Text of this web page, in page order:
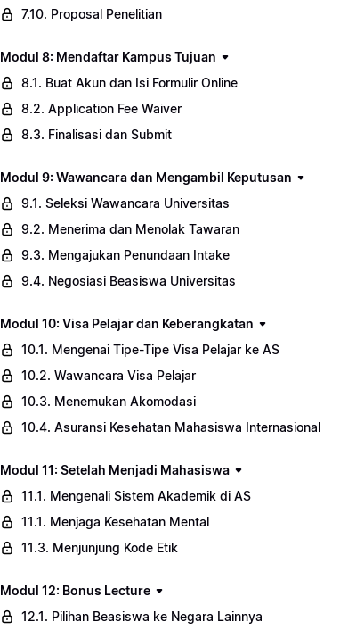
7.10. Proposal Penelitian
Modul 8: Mendaftar Kampus Tujuan
8.1. Buat Akun dan Isi Formulir Online
8.2. Application Fee Waiver
8.3. Finalisasi dan Submit
Modul 9: Wawancara dan Mengambil Keputusan
9.1. Seleksi Wawancara Universitas
9.2. Menerima dan Menolak Tawaran
9.3. Mengajukan Penundaan Intake
9.4. Negosiasi Beasiswa Universitas
Modul 10: Visa Pelajar dan Keberangkatan
10.1. Mengenai Tipe-Tipe Visa Pelajar ke AS
10.2. Wawancara Visa Pelajar
10.3. Menemukan Akomodasi
10.4. Asuransi Kesehatan Mahasiswa Internasional
Modul 11: Setelah Menjadi Mahasiswa
11.1. Mengenali Sistem Akademik di AS
11.1. Menjaga Kesehatan Mental
11.3. Menjunjung Kode Etik
Modul 12: Bonus Lecture
12.1. Pilihan Beasiswa ke Negara Lainnya